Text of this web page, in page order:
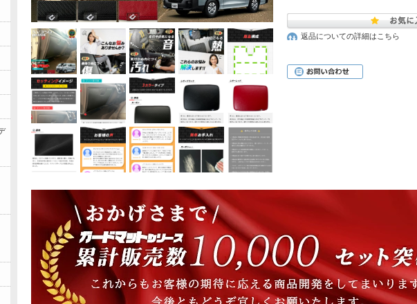
返品についての詳細はこちら